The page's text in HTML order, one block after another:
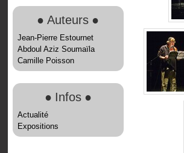
● Auteurs ●
Jean-Pierre Estournet
Abdoul Aziz Soumaïla
Camille Poisson
● Infos ●
Actualité
Expositions